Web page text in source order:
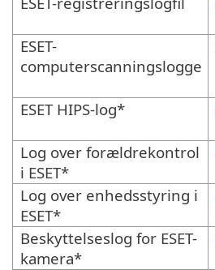
ESET-
computerscanningslogge
ESET HIPS-log*
Log over forældrekontrol
i ESET*
Log over enhedsstyring i
ESET*
Beskyttelseslog for ESET-
kamera*